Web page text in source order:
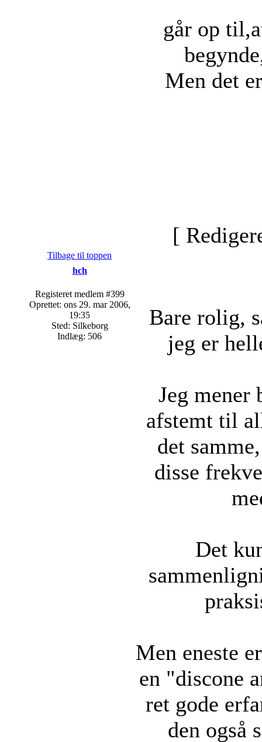
går op
Men det
[
Tilbage til toppen
hch
Registeret medlem #399
Oprettet: ons 29. mar 2006,
19:35
Sted: Silkeborg
Indlæg: 506
Bare rolig,
jeg er
Jeg mener
afstemt til
det
disse
Det
Men eneste
en "discone
ret gode
den også